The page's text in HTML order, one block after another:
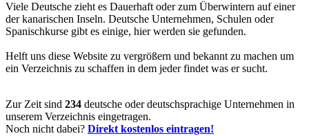
Viele Deutsche zieht es Dauerhaft oder zum Überwintern auf einer
der kanarischen Inseln. Deutsche Unternehmen, Schulen oder
Spanischkurse gibt es einige, hier werden sie gefunden.
Helft uns diese Website zu vergrößern und bekannt zu machen um
ein Verzeichnis zu schaffen in dem jeder findet was er sucht.
Zur Zeit sind 234 deutsche oder deutschsprachige Unternehmen in
unserem Verzeichnis eingetragen.
Noch nicht dabei? Direkt kostenlos eintragen!